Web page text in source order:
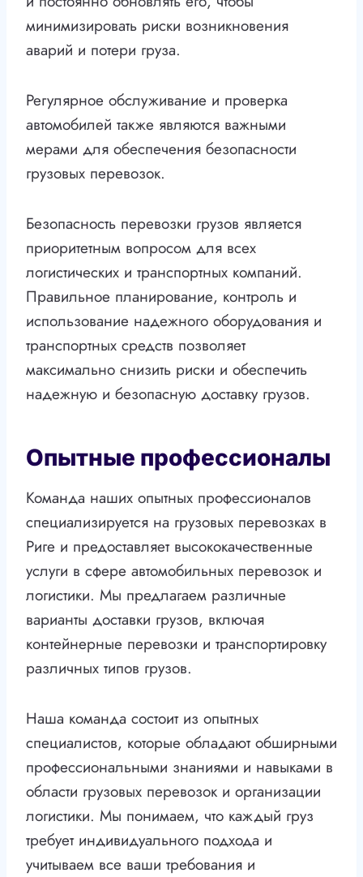
минимизировать риски возникновения
аварий и потери груза.
Регулярное обслуживание и проверка
автомобилей также являются важными
мерами для обеспечения безопасности
грузовых перевозок.
Безопасность перевозки грузов является
приоритетным вопросом для всех
логистических и транспортных компаний.
Правильное планирование, контроль и
использование надежного оборудования и
транспортных средств позволяет
максимально снизить риски и обеспечить
надежную и безопасную доставку грузов.
Опытные профессионалы
Команда наших опытных профессионалов
специализируется на грузовых перевозках в
Риге и предоставляет высококачественные
услуги в сфере автомобильных перевозок и
логистики. Мы предлагаем различные
варианты доставки грузов, включая
контейнерные перевозки и транспортировку
различных типов грузов.
Наша команда состоит из опытных
специалистов, которые обладают обширными
профессиональными знаниями и навыками в
области грузовых перевозок и организации
логистики. Мы понимаем, что каждый груз
требует индивидуального подхода и
учитываем все ваши требования и